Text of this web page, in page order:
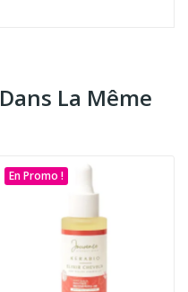
La Même
En Promo !